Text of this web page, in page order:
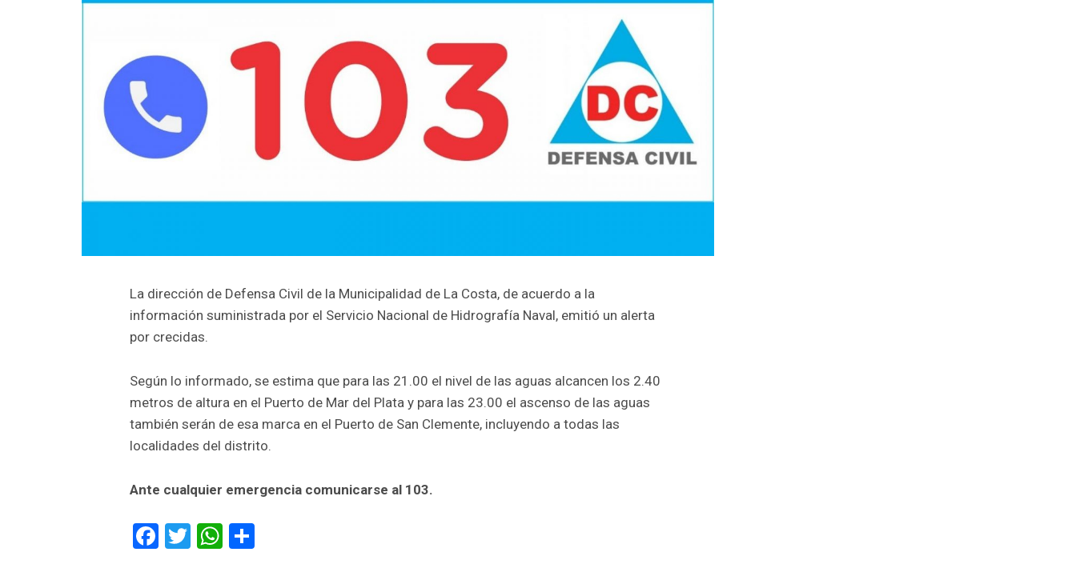
La dirección de Defensa Civil de la Municipalidad de La Costa, de acuerdo a la
información suministrada por el Servicio Nacional de Hidrografía Naval, emitió un alerta
por crecidas.
Según lo informado, se estima que para las 21.00 el nivel de las aguas alcancen los 2.40
metros de altura en el Puerto de Mar del Plata y para las 23.00 el ascenso de las aguas
también serán de esa marca en el Puerto de San Clemente, incluyendo a todas las
localidades del distrito.
Ante cualquier emergencia comunicarse al 103.
Facebook
TwitterWhatsApp